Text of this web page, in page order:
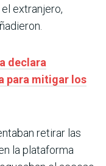
extranjero,
declara
para mitigar los
retirar las
la plataforma